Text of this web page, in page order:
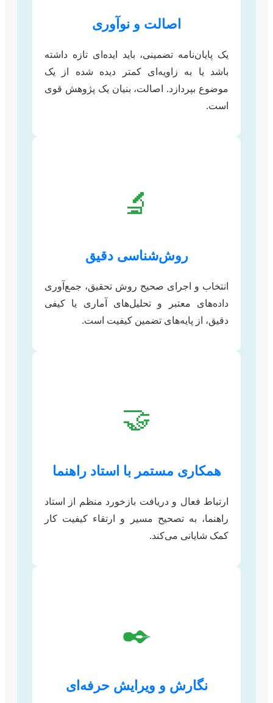
اصالت و نوآوری
یک پایان‌نامه تضمینی، باید ایده‌ای تازه داشته
باشد یا به زاویه‌ای کمتر دیده شده از یک
موضوع بپردازد. اصالت، بنیان یک پژوهش قوی
است.
🔬
روش‌شناسی دقیق
انتخاب و اجرای صحیح روش تحقیق، جمع‌آوری
داده‌های معتبر و تحلیل‌های آماری یا کیفی
دقیق، از پایه‌های تضمین کیفیت است.
🤝
همکاری مستمر با استاد راهنما
ارتباط فعال و دریافت بازخورد منظم از استاد
راهنما، به تصحیح مسیر و ارتقاء کیفیت کار
کمک شایانی می‌کند.
✒️
نگارش و ویرایش حرفه‌ای